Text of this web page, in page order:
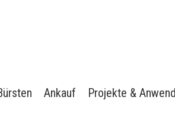
Ankauf
Projekte &